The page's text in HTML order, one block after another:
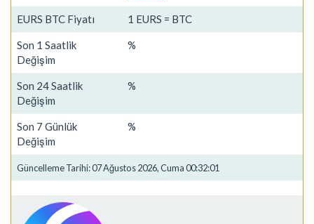
EURS BTC Fiyatı 1 EURS = BTC
Son 1 Saatlik
Değişim
%
Son 24 Saatlik
Değişim
%
Son 7 Günlük
Değişim
%
Güncelleme Tarihi: 07 Ağustos 2026, Cuma 00:32:01